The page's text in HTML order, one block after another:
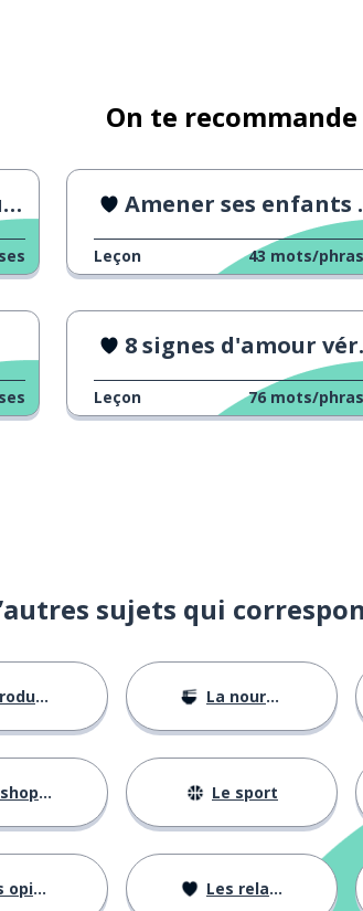
On te recommande
Amener ses enfants au bureau
Leçon 43 mots/
8 signes d'amour véritable
Leçon 76 mots/
sujets qui
La nourriture
Le sport
Les relations